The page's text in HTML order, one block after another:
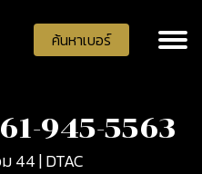
ค้นหาเบอร์
945-5563
44 | DTAC